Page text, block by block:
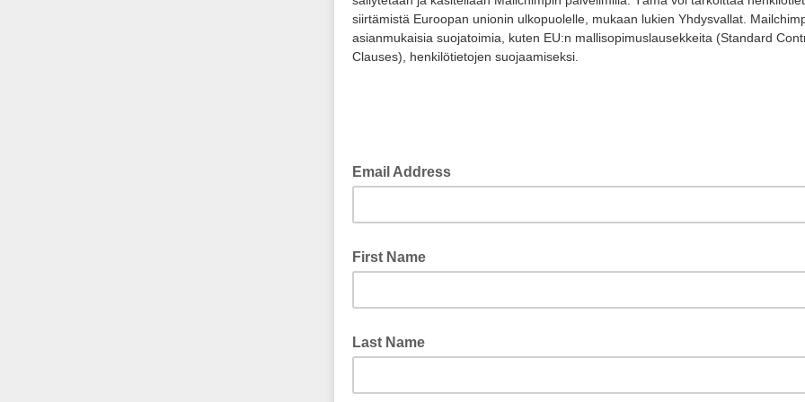
siirtämistä Euroopan unionin ulkopuolelle, mukaan lukien Yhdysvallat.
asianmukaisia suojatoimia, kuten EU:n mallisopimuslausekkeita (Standard
Clauses), henkilötietojen suojaamiseksi.
Email Address
First Name
Last Name